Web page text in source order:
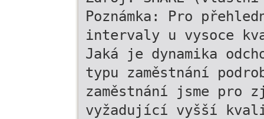
Poznámka: Pro
intervaly u vysoce
Jaká je dynamika
typu zaměstnání
zaměstnání jsme pro
vyžadující vyšší